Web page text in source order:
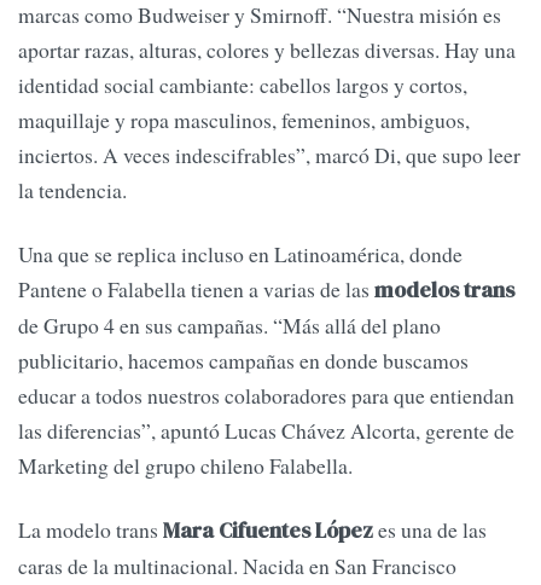
marcas como Budweiser y Smirnoff. “Nuestra misión es
aportar razas, alturas, colores y bellezas diversas. Hay una
identidad social cambiante: cabellos largos y cortos,
maquillaje y ropa masculinos, femeninos, ambiguos,
inciertos. A veces indescifrables”, marcó Di, que supo leer
la tendencia.
Una que se replica incluso en Latinoamérica, donde
Pantene o Falabella tienen a varias de las modelos trans
de Grupo 4 en sus campañas. “Más allá del plano
publicitario, hacemos campañas en donde buscamos
educar a todos nuestros colaboradores para que entiendan
las diferencias”, apuntó Lucas Chávez Alcorta, gerente de
Marketing del grupo chileno Falabella.
La modelo trans Mara Cifuentes Lópezes una de las
caras de la multinacional. Nacida en San Francisco